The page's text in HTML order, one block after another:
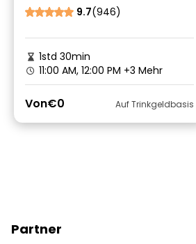
9.7(946)
1std 30min
11:00 AM, 12:00 PM +3 Mehr
Von€0 Auf Trinkgeldbasis
Partner